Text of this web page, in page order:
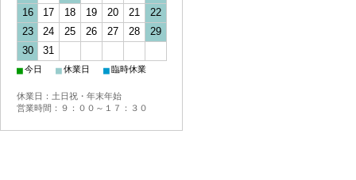
16
17 18 19 20 21
22
23
24 25 26 27 28
29
30
31
■今日 ■休業日 ■臨時休業
休業日：土日祝・年末年始
営業時間：９：００～１７：３０